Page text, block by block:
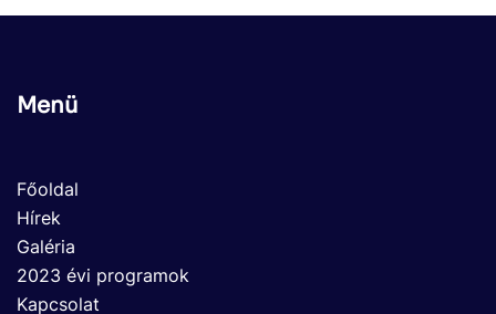
Menü
Főoldal
Hírek
Galéria
2023 évi programok
Kapcsolat